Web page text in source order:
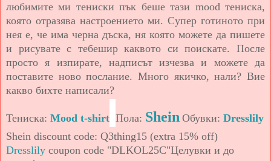
любимите ми тениски пък беше тази mood тениска,
която отразява настроението ми. Супер готиното при
нея е, че има черна дъска, ня която можете да пишете
и рисувате с тебешир каквото си поискате. После
просто я изпирате, надписът изчезва и можете да
поставите ново послание. Много якичко, нали? Вие
какво бихте написали?
Тениска: Mood t-shirt Пола: Shein Обувки: Dresslily
Shein discount code: Q3thing15 (extra 15% off)
Dresslily coupon code "DLKOL25C"Целувки и до